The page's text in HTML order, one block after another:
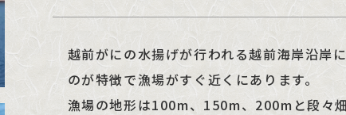
越前がにの水揚げが行われる越前海岸沿岸
のが特徴で漁場がすぐ近くにあります。
漁場の地形は100m、150m、200mと段々